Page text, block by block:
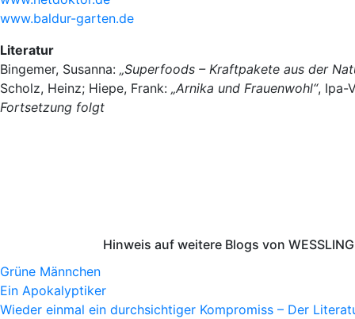
www.baldur-garten.de
Literatur
Bingemer, Susanna: „Superfoods – Kraftpakete aus der
Scholz, Heinz; Hiepe, Frank: „Arnika und Frauenwohl“, Ipa-
Fortsetzung folgt
Hinweis auf weitere Blogs von
Grüne Männchen
Ein Apokalyptiker
Wieder einmal ein durchsichtiger Kompromiss – Der